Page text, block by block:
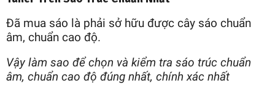
Đã mua sáo là phải sở hữu được cây sáo chuẩn
âm, chuẩn cao độ.
Vậy làm sao để chọn và kiểm tra sáo trúc chuẩn
âm, chuẩn cao độ đúng nhất, chính xác nhất